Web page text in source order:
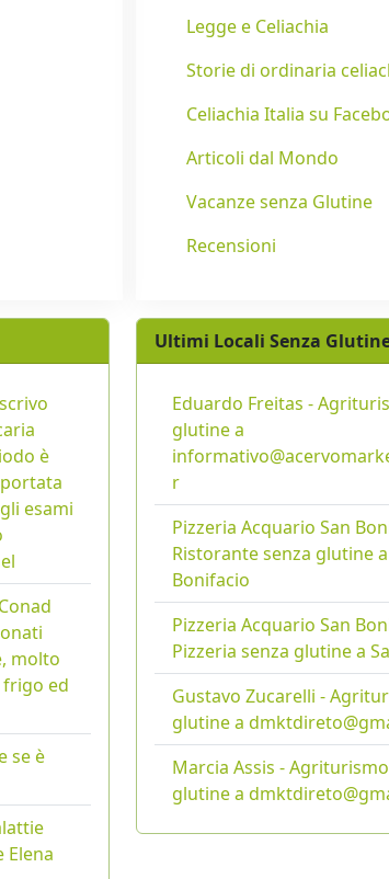
Legge e Celiachia
Storie di ordinaria
Celiachia Italia su
Articoli dal Mondo
Vacanze senza Glutine
Recensioni
è
esami
molto
ed
se è
Elena
Ultimi Locali Senza
Eduardo Freitas -
glutine a
r
Pizzeria Acquario San
Ristorante senza glutine a
Bonifacio
Pizzeria Acquario San
Pizzeria senza glutine a
Gustavo Zucarelli -
glutine a
Marcia Assis -
glutine a